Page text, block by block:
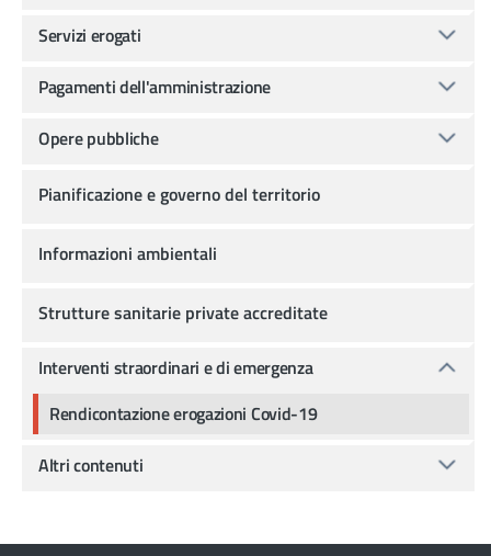
Servizi erogati
Pagamenti dell'amministrazione
Opere pubbliche
Pianificazione e governo del territorio
Informazioni ambientali
Strutture sanitarie private accreditate
Interventi straordinari e di emergenza
Rendicontazione erogazioni Covid-19
Altri contenuti